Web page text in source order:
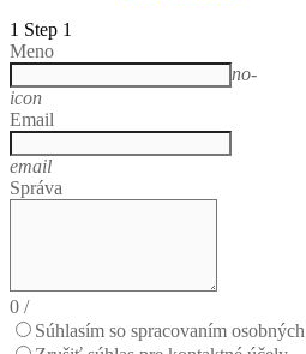
1 Step 1
Meno
no-
icon
Email
email
Správa
0 /
Súhlasím so spracovaním